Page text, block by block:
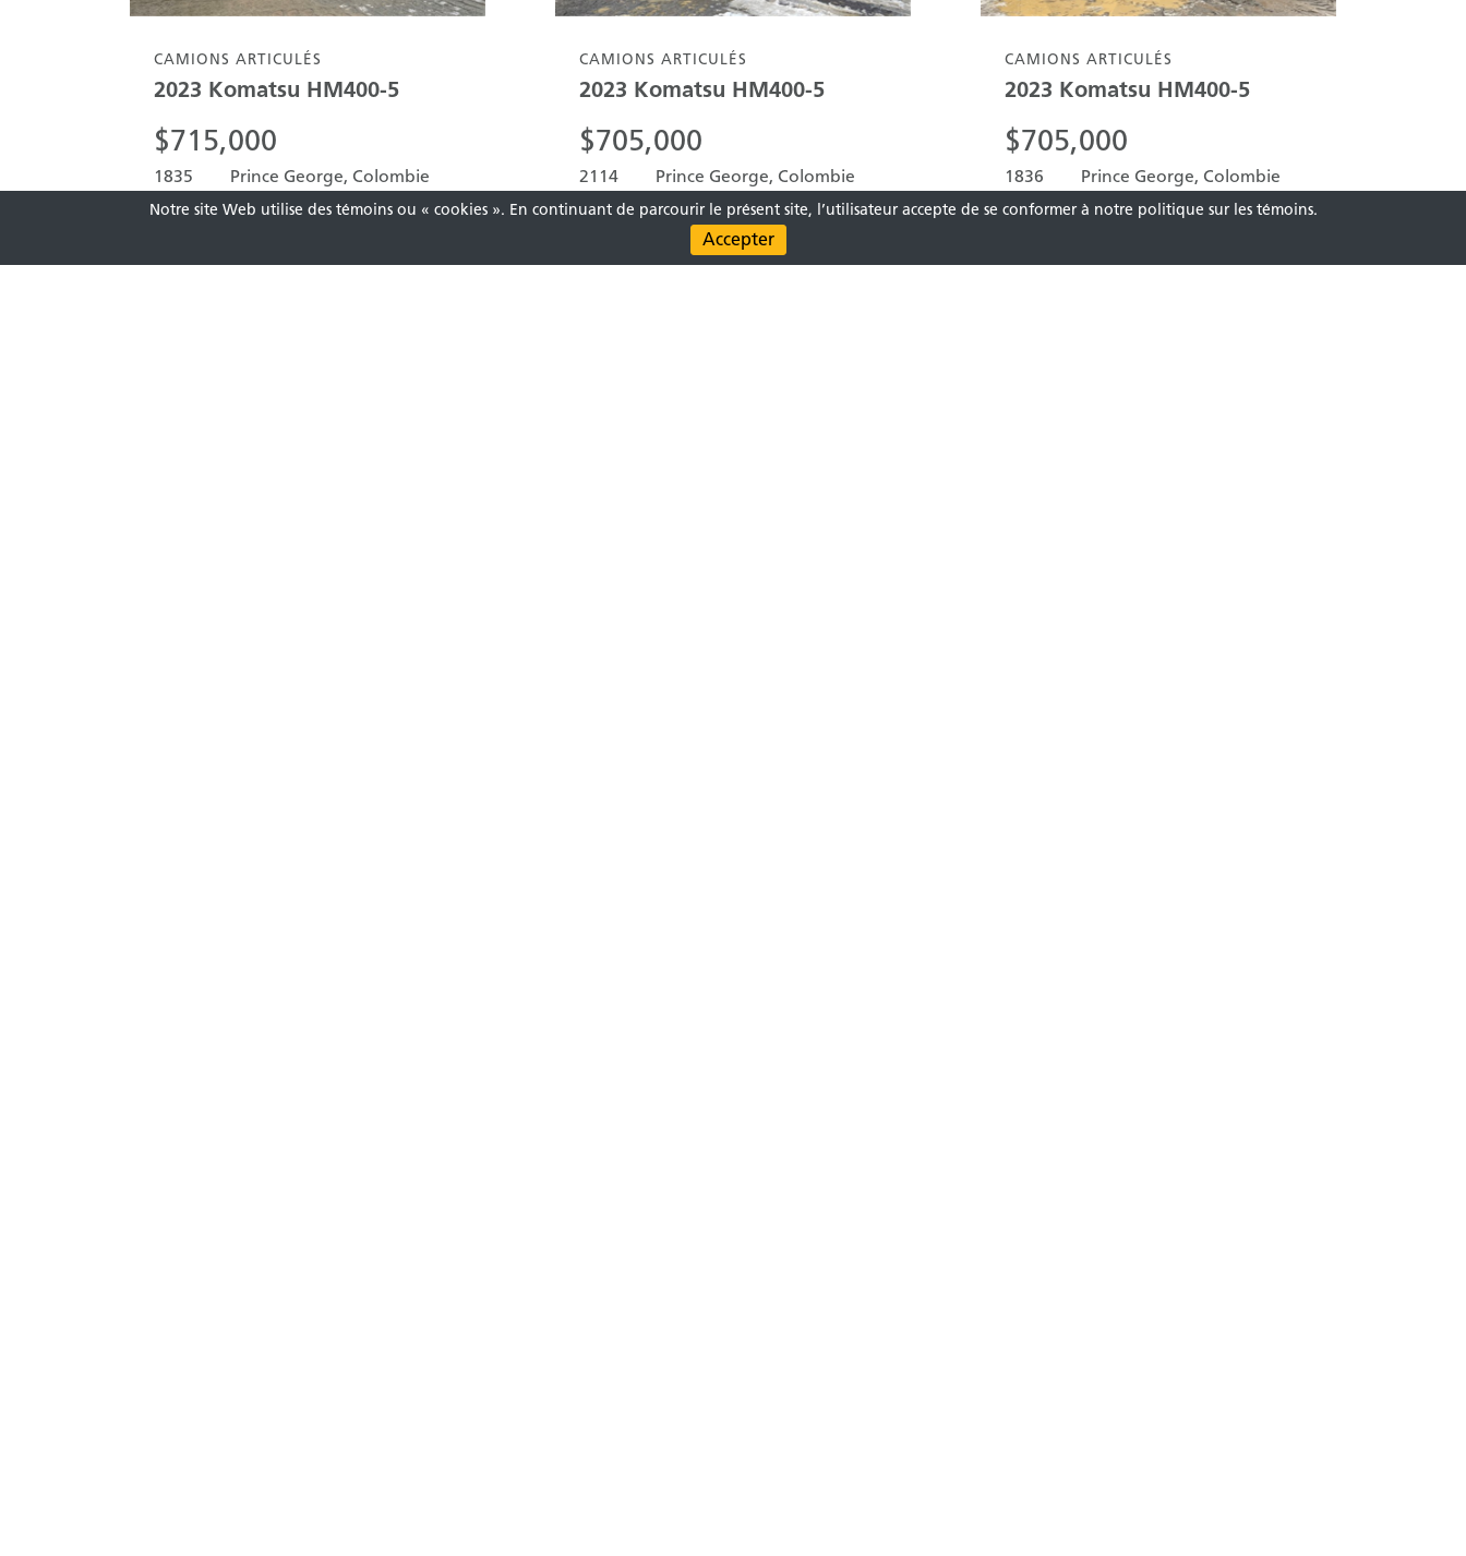
CAMIONS ARTICULÉS
2023 Komatsu HM400-5
$715,000
1835
Heures
Prince George, Colombie
britannique
CAMIONS ARTICULÉS
2023 Komatsu HM400-5
$705,000
2114
Heures
Prince George, Colombie
britannique
CAMIONS ARTICULÉS
2023 Komatsu HM400-5
$705,000
1836
Heures
Prince George, Colombie
britannique
Notre site Web utilise des témoins ou « cookies ». En continuant de parcourir le présent site, l’utilisateur accepte de se conformer à notre politique sur les témoins.